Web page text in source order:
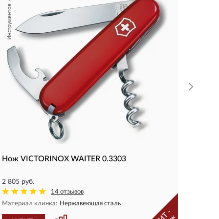
Нож VICTORINOX WAITER 0.3303
2 805 руб.
14 отзывов
Материал клинка: Нержавеющая сталь